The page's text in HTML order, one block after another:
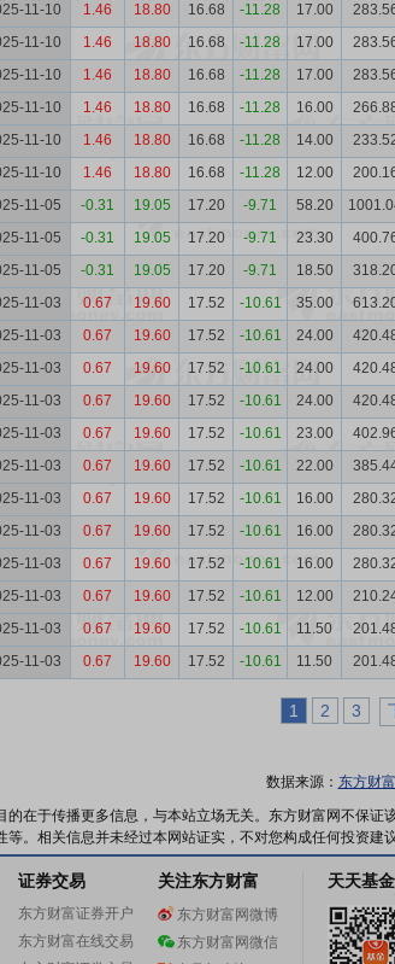
11-10 1.46 18.80 16.68 -11.28 17.00
11-10 1.46 18.80 16.68 -11.28 17.00
11-10 1.46 18.80 16.68 -11.28 17.00
11-10 1.46 18.80 16.68 -11.28 16.00
11-10 1.46 18.80 16.68 -11.28 14.00
11-10 1.46 18.80 16.68 -11.28 12.00
11-05 -0.31 19.05 17.20 -9.71 58.20
11-05 -0.31 19.05 17.20 -9.71 23.30
11-05 -0.31 19.05 17.20 -9.71 18.50
11-03 0.67 19.60 17.52 -10.61 35.00
11-03 0.67 19.60 17.52 -10.61 24.00
11-03 0.67 19.60 17.52 -10.61 24.00
11-03 0.67 19.60 17.52 -10.61 24.00
11-03 0.67 19.60 17.52 -10.61 23.00
11-03 0.67 19.60 17.52 -10.61 22.00
11-03 0.67 19.60 17.52 -10.61 16.00
11-03 0.67 19.60 17.52 -10.61 16.00
11-03 0.67 19.60 17.52 -10.61 16.00
11-03 0.67 19.60 17.52 -10.61 12.00
11-03 0.67 19.60 17.52 -10.61 11.50
11-03 0.67 19.60 17.52 -10.61 11.50
1 2 3
数据来源： 东方财
的在于传播更多信息，与本站立场无关。东方财富网不保
。相关信息并未经过本网站证实，不对您构成任何投资建
证券交易
东方财富证券开户
东方财富在线交易
关注东方财富
东方财富网微博
东方财富网微信
天天基金